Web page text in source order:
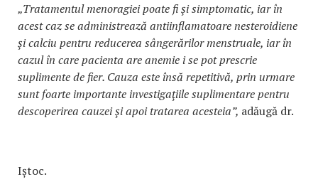
„Tratamentul menoragiei poate fi şi simptomatic, iar în
acest caz se administrează antiinflamatoare nesteroidiene
şi calciu pentru reducerea sângerărilor menstruale, iar în
cazul în care pacienta are anemie i se pot prescrie
suplimente de fier. Cauza este însă repetitivă, prin urmare
sunt foarte importante investigaţiile suplimentare pentru
descoperirea cauzei şi apoi tratarea acesteia”, adăugă dr.
Iștoc.